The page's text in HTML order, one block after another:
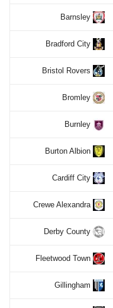
Barnsley
Bradford City
Bristol Rovers
Bromley
Burnley
Burton Albion
Cardiff City
Crewe Alexandra
Derby County
Fleetwood Town
Gillingham